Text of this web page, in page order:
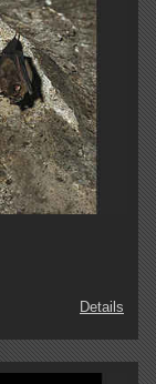
Details